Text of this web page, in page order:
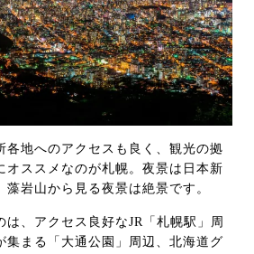
各地へのアクセスも良く、観光の拠
オススメなのが札幌。夜景は日本新
岩山から見る夜景は絶景です。
、アクセス良好なJR「札幌駅」周
集まる「大通公園」周辺、北海道グ